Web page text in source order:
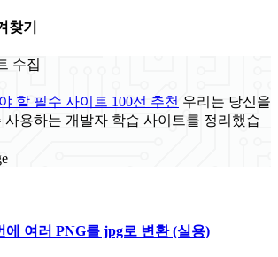
찾기
수집
할 필수 사이트 100선 추천 우리는 당신을
사용하는 개발자 학습 사이트를 정리했습
여러 PNG를 jpg로 변환 (실용)